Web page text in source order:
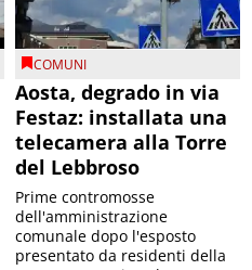
COMUNI
Aosta, degrado in via
Festaz: installata una
telecamera alla Torre
del Lebbroso
Prime contromosse
dell'amministrazione
comunale dopo l'esposto
presentato da residenti della